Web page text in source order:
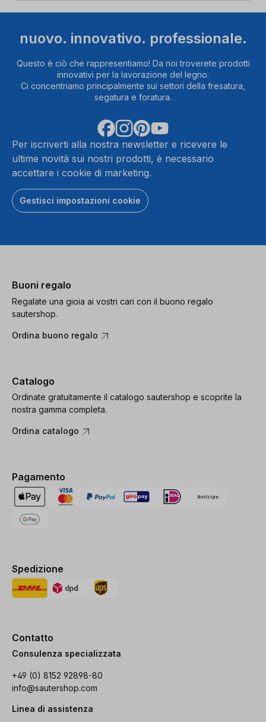
nuovo. innovativo. professionale.
Questo è ciò che rappresentiamo! Da noi troverete prodotti
innovativi per la lavorazione del legno.
Ci concentriamo principalmente sui settori della fresatura,
segatura e foratura.
Per iscriverti alla nostra newsletter e ricevere le
ultime novità sui nostri prodotti, è necessario
accettare i cookie di marketing.
Gestisci impostazioni cookie
Buoni regalo
Regalate una gioia ai vostri cari con il buono regalo
sautershop.
Ordina buono regalo
Catalogo
Ordinate gratuitamente il catalogo sautershop e scoprite la
nostra gamma completa.
Ordina catalogo
Pagamento
Spedizione
Contatto
Consulenza specializzata
+49 (0) 8152 92898-80
info@sautershop.com
Linea di assistenza